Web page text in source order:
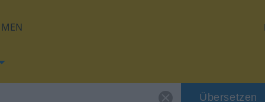
Übersetzen